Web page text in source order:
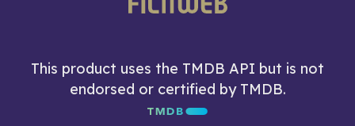
This product uses the TMDB API but is not
endorsed or certified by TMDB.